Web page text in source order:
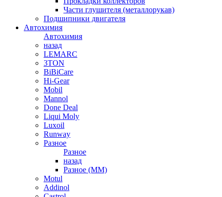
Части глушителя (металлорукав)
Подшипники двигателя
Автохимия
Автохимия
назад
LEMARC
3TON
BiBiCare
Hi-Gear
Mobil
Mannol
Done Deal
Liqui Moly
Luxoil
Runway
Разное
Разное
назад
Разное (ММ)
Motul
Addinol